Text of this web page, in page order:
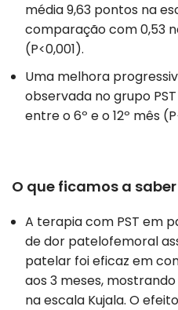
média 9,63 pontos na
comparação com 0,53
(P<0,001).
Uma melhora
observada no grupo
entre o 6º e o 12º mês
O que ficamos a
A terapia com PST em
de dor patelofemoral
patelar foi eficaz em
aos 3 meses,
na escala Kujala. O